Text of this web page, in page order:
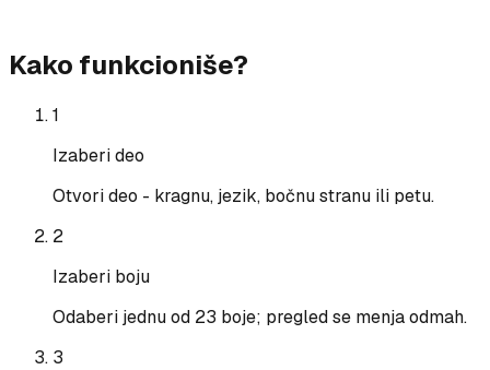
Kako funkcioniše?
1
Izaberi deo
Otvori deo - kragnu, jezik, bočnu stranu ili petu.
2
Izaberi boju
Odaberi jednu od 23 boje; pregled se menja odmah.
3